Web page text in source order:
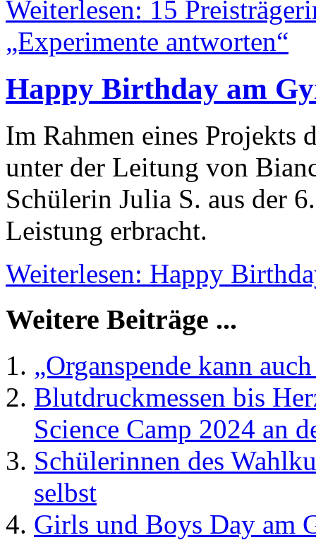
Weiterlesen: 15
„Experimente antworten“
Happy Birthday am
Im Rahmen eines Projekts
unter der Leitung von
Schülerin Julia S. aus der
Leistung erbracht.
Weiterlesen: Happy
Weitere Beiträge ...
„Organspende kann
Blutdruckmessen bis
Science Camp 2024 an
Schülerinnen des
selbst
Girls und Boys Day am